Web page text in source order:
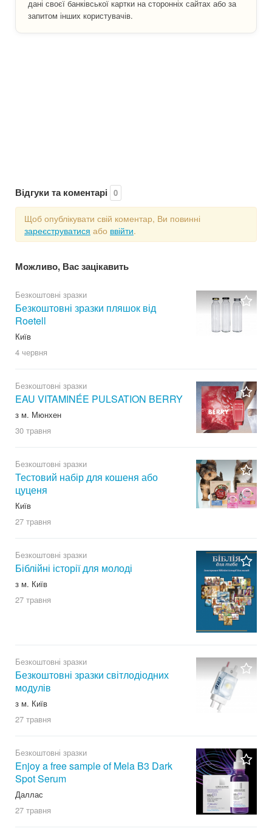
дані своєї банківської картки на сторонніх сайтах або за
запитом інших користувачів.
Відгуки та коментарі 0
Щоб опублікувати свій коментар, Ви повинні
зареєструватися або ввійти.
Можливо, Вас зацікавить
Безкоштовні зразки
Безкоштовні зразки пляшок від
Roetell
Київ
4 червня
Безкоштовні зразки
EAU VITAMINÉE PULSATION BERRY
з м. Мюнхен
30 травня
Безкоштовні зразки
Тестовий набір для кошеня або
цуценя
Київ
27 травня
Безкоштовні зразки
Біблійні історії для молоді
з м. Київ
27 травня
Безкоштовні зразки
Безкоштовні зразки світлодіодних
модулів
з м. Київ
27 травня
Безкоштовні зразки
Enjoy a free sample of Mela B3 Dark
Spot Serum
Даллас
27 травня